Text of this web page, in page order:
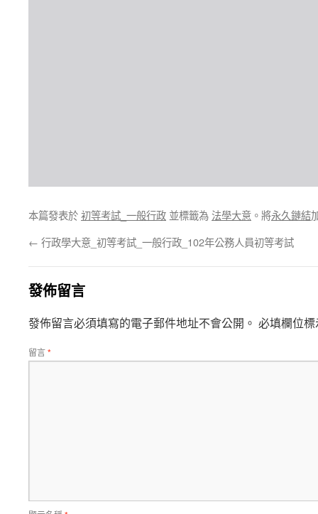
本篇發表於初等考試_一般行政 並標籤為法學大意 。將永久鏈結
← 行政學大意_初等考試_一般行政_102年公務人員初等考試
發佈留言
發佈留言必須填寫的電子郵件地址不會公開。 必填欄位
留言*